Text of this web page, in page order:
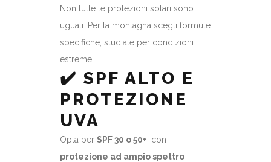
Non tutte le protezioni solari sono
uguali. Per la montagna scegli formule
specifiche, studiate per condizioni
estreme.
✔️ SPF ALTO E
PROTEZIONE
UVA
Opta per SPF 30 o 50+ , con
protezione ad ampio spettro